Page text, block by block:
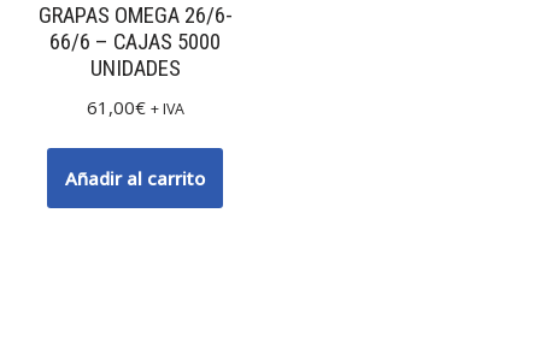
GRAPAS OMEGA 26/6-
66/6 – CAJAS 5000
UNIDADES
61,00€ + IVA
Añadir al carrito